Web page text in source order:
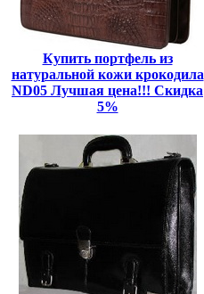
Купить портфель из
натуральной кожи крокодила
ND05 Лучшая цена!!! Скидка
5%